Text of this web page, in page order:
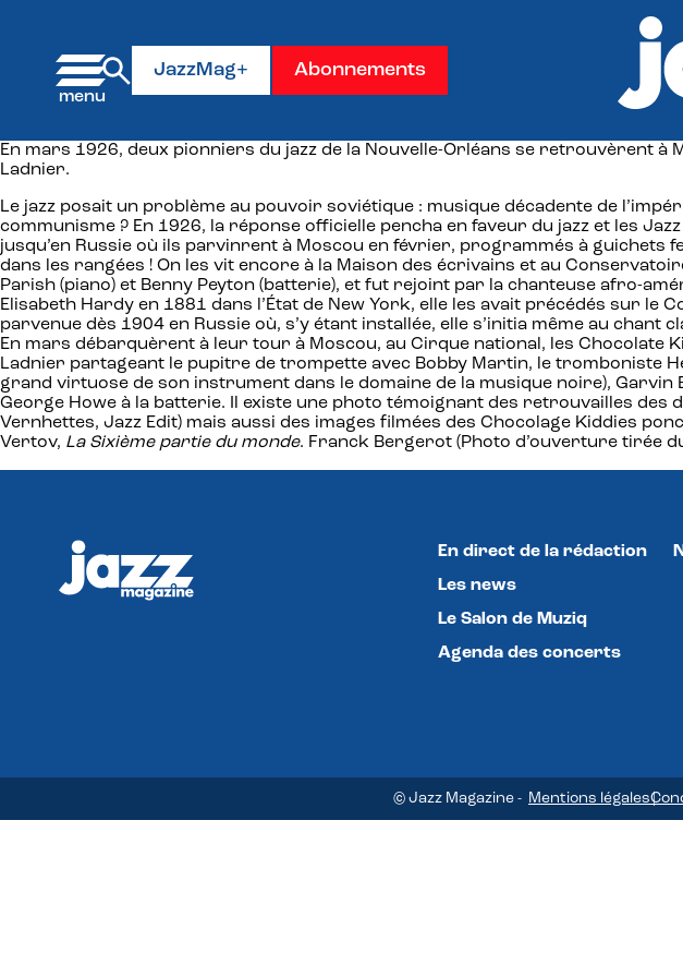
JazzMag+ Abonnements
En mars 1926, deux pionniers du jazz de la Nouvelle-Orléans se retrouvèrent
Ladnier.
Le jazz posait un problème au pouvoir soviétique : musique décadente de
communisme ? En 1926, la réponse officielle pencha en faveur du jazz et les
jusqu’en Russie où ils parvinrent à Moscou en février, programmés à guichets
dans les rangées ! On les vit encore à la Maison des écrivains et au
Parish (piano) et Benny Peyton (batterie), et fut rejoint par la chanteuse afro-
Elisabeth Hardy en 1881 dans l’État de New York, elle les avait précédés sur
parvenue dès 1904 en Russie où, s’y étant installée, elle s’initia même au chant
En mars débarquèrent à leur tour à Moscou, au Cirque national, les Chocolate
Ladnier partageant le pupitre de trompette avec Bobby Martin, le tromboniste
grand virtuose de son instrument dans le domaine de la musique noire),
George Howe à la batterie. Il existe une photo témoignant des retrouvailles des
Vernhettes, Jazz Edit) mais aussi des images filmées des Chocolage Kiddies
Vertov, La Sixième partie du monde. Franck Bergerot (Photo d’ouverture tirée
En direct de la rédaction
Les news
Le Salon de Muziq
Agenda des concerts
© Jazz Magazine - Mentions légales